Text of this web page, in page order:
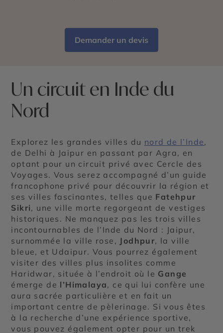
Demander un devis
Un circuit en Inde du
Nord
Explorez les grandes villes du nord de l’Inde,
de Delhi à Jaipur en passant par Agra, en
optant pour un circuit privé avec Cercle des
Voyages. Vous serez accompagné d’un guide
francophone privé pour découvrir la région et
ses villes fascinantes, telles que Fatehpur
Sikri, une ville morte regorgeant de vestiges
historiques. Ne manquez pas les trois villes
incontournables de l’Inde du Nord : Jaipur,
surnommée la ville rose, Jodhpur, la ville
bleue, et Udaipur. Vous pourrez également
visiter des villes plus insolites comme
Haridwar, située à l’endroit où le Gange
émerge de l’Himalaya, ce qui lui confère une
aura sacrée particulière et en fait un
important centre de pèlerinage. Si vous êtes
à la recherche d’une expérience sportive,
vous pouvez également opter pour un trek